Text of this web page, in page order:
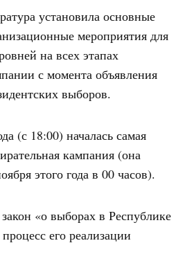
установила основные
мероприятия для
на всех этапах
с момента объявления
выборов.
(с 18:00) началась самая
кампания (она
этого года в 00 часов).
«о выборах в Республике
его реализации